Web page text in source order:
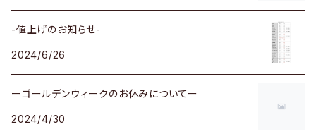
-値上げのお知らせ-
2024/6/26
ーゴールデンウィークのお休みについてー
2024/4/30